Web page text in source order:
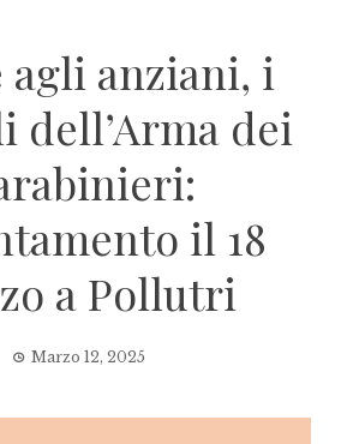
anziani, i
dell’Arma dei
il 18
a Pollutri
Marzo 12, 2025